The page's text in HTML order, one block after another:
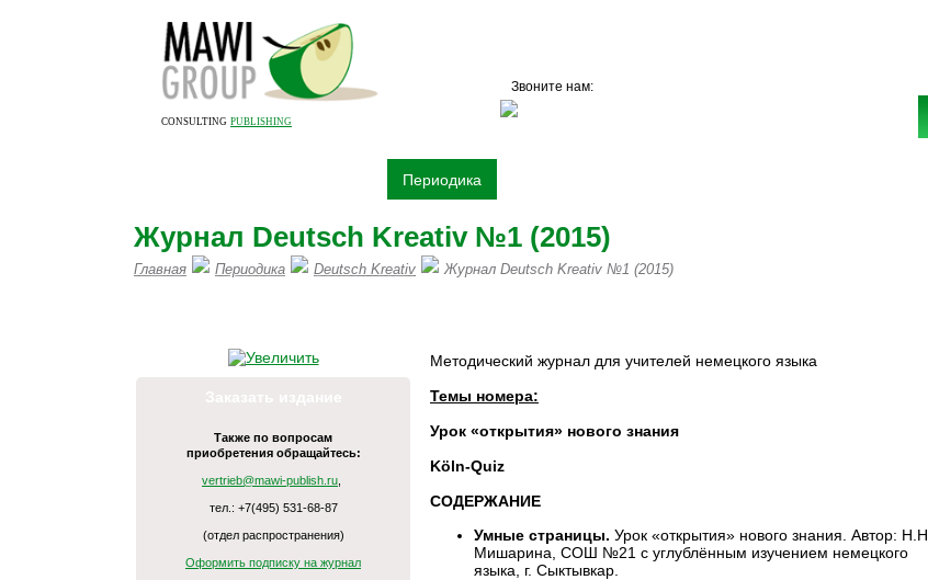
CONSULTING PUBLISHING
Звоните нам:
Периодика
Журнал Deutsch Kreativ №1 (2015)
Главная Периодика Deutsch Kreativ Журнал Deutsch Kreativ №1 (2015)
Также по вопросам
приобретения обращайтесь:
vertrieb@mawi-publish.ru
тел.: +7(495) 531-68-87
(отдел распространения)
Оформить подписку на журнал
Методический журнал для учителей немецкого языка
Темы номера:
Урок «открытия» нового знания
Köln-Quiz
СОДЕРЖАНИЕ
Умные страницы. Урок «открытия» нового знания. Автор: Н.Н.
Мишарина, СОШ №21 с углублённым изучением немецкого
языка, г. Сыктывкар.